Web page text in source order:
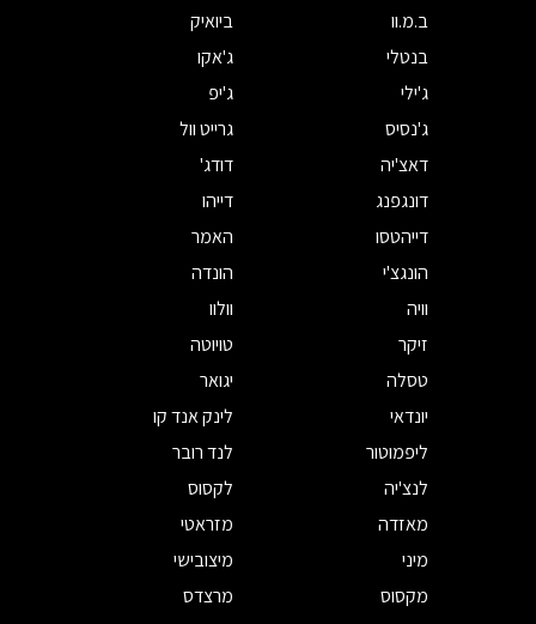
ב.מ.וו
ביואיק
בנטלי
ג'אקו
ג'ילי
ג'יפ
ג'נסיס
גרייט וול
דאצ'יה
דודג'
דונגפנג
דייהו
דייהטסו
האמר
הונגצ'י
הונדה
וויה
וולוו
זיקר
טויוטה
טסלה
יגואר
יונדאי
לינק אנד קו
ליפמוטור
לנד רובר
לנצ'יה
לקסוס
מאזדה
מזראטי
מיני
מיצובישי
מקסוס
מרצדס